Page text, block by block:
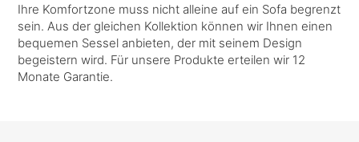
Ihre Komfortzone muss nicht alleine auf ein Sofa begrenzt
sein. Aus der gleichen Kollektion können wir Ihnen einen
bequemen Sessel anbieten, der mit seinem Design
begeistern wird. Für unsere Produkte erteilen wir 12
Monate Garantie.